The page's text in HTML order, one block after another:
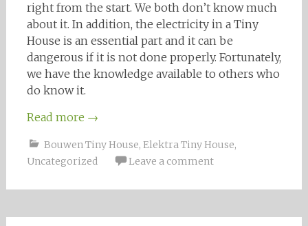
right from the start. We both don’t know much
about it. In addition, the electricity in a Tiny
House is an essential part and it can be
dangerous if it is not done properly. Fortunately,
we have the knowledge available to others who
do know it.
Read more →
Bouwen Tiny House, Elektra Tiny House,
Uncategorized
Leave a comment